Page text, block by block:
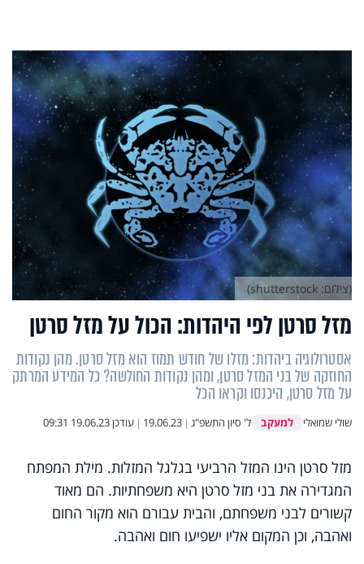
מזל סרטן לפי היהדות: הכול על מזל סרטן
אסטרולוגיה ביהדות: מזלו של חודש תמוז הוא מזל סרטן. מהן נקודות
החוזקה של בני המזל סרטן, ומהן נקודות החולשה? כל המידע המרתק
על מזל סרטן, היכנסו וקראו הכל
שולי שמואלי למעקב ל' סיון התשפ"ג |
19.06.23
| עודכן19.06.23 09:31
(צילום: shutterstock)
מזל סרטן הינו המזל הרביעי בגלגל המזלות. מילת המפתח
המגדירה את בני מזל סרטן היא משפחתיות. הם מאוד
קשורים לבני משפחתם, והבית עבורם הוא מקור החום
ואהבה, וכן המקום אליו ישפיעו חום ואהבה.